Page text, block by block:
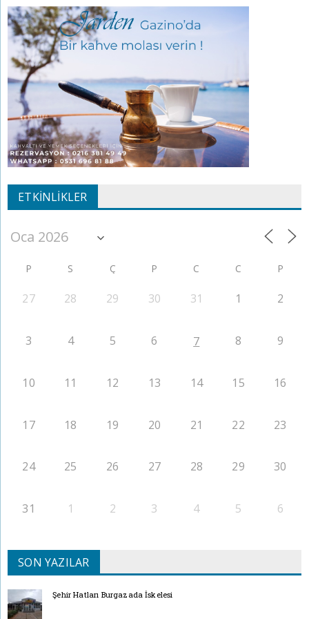
ETKINLIKLER
P S Ç P C C P
27 28 29 30 31 1 2
3 4 5 6 7 8 9
10 11 12 13 14 15 16
17 18 19 20 21 22 23
24 25 26 27 28 29 30
31 1 2 3 4 5 6
SON YAZILAR
Şehir Hatları Burgazada İskelesi